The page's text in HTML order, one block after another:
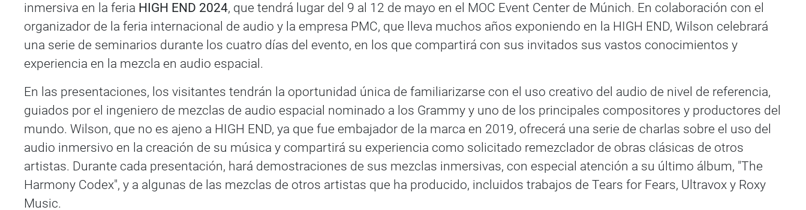
inmersiva en la feria HIGH END 2024, que tendrá lugar del 9 al 12 de mayo en el MOC Event Center de Múnich. En colaboración con el
organizador de la feria internacional de audio y la empresa PMC, que lleva muchos años exponiendo en la HIGH END, Wilson celebrará
una serie de seminarios durante los cuatro días del evento, en los que compartirá con sus invitados sus vastos conocimientos y
experiencia en la mezcla en audio espacial.
En las presentaciones, los visitantes tendrán la oportunidad única de familiarizarse con el uso creativo del audio de nivel de referencia,
guiados por el ingeniero de mezclas de audio espacial nominado a los Grammy y uno de los principales compositores y productores del
mundo. Wilson, que no es ajeno a HIGH END, ya que fue embajador de la marca en 2019, ofrecerá una serie de charlas sobre el uso del
audio inmersivo en la creación de su música y compartirá su experiencia como solicitado remezclador de obras clásicas de otros
artistas. Durante cada presentación, hará demostraciones de sus mezclas inmersivas, con especial atención a su último álbum, "The
Harmony Codex", y a algunas de las mezclas de otros artistas que ha producido, incluidos trabajos de Tears for Fears, Ultravox y Roxy
Music.